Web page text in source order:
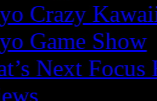
Crazy
Game Show
Next